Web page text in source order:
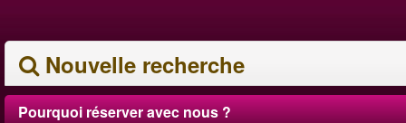
Nouvelle recherche
Pourquoi réserver avec nous ?